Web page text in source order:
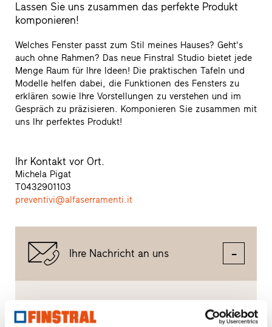
Lassen Sie uns zusammen das perfekte Produkt
komponieren!
Welches Fenster passt zum Stil meines Hauses? Geht's
auch ohne Rahmen? Das neue Finstral Studio bietet jede
Menge Raum für Ihre Ideen! Die praktischen Tafeln und
Modelle helfen dabei, die Funktionen des Fensters zu
erklären sowie Ihre Vorstellungen zu verstehen und im
Gespräch zu präzisieren. Komponieren Sie zusammen mit
uns Ihr perfektes Produkt!
Ihr Kontakt vor Ort.
Michela Pigat
T0432901103
preventivi@alfaserramenti.it
Ihre Nachricht an uns